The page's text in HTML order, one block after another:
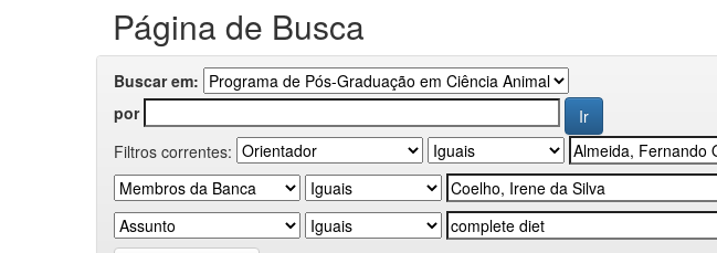
Página de Busca
Buscar em:
por
Filtros correntes: